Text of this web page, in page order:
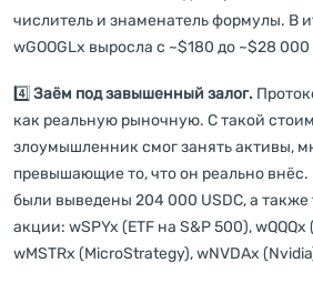
числитель и знаменатель формулы. В
wGOOGLx выросла с ~$180 до ~$28 000
4️⃣ Заём под завышенный залог.
как реальную рыночную. С такой
злоумышленник смог занять активы,
превышающие то, что он реально внёс.
были выведены 204 000 USDC, а
акции: wSPYx (ETF на S&P 500), wQQQx
wMSTRx (MicroStrategy), wNVDAx